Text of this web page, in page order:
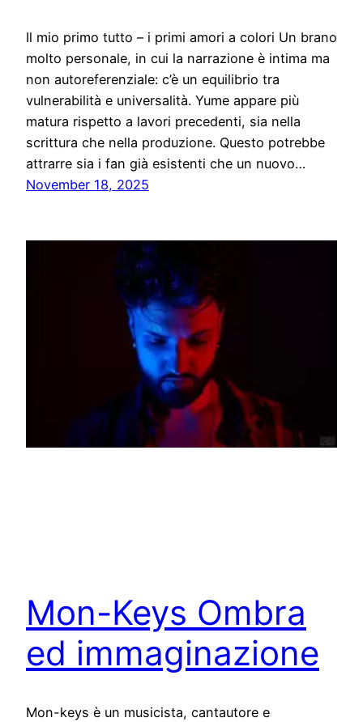
Il mio primo tutto – i primi amori a colori Un brano
molto personale, in cui la narrazione è intima ma
non autoreferenziale: c’è un equilibrio tra
vulnerabilità e universalità. Yume appare più
matura rispetto a lavori precedenti, sia nella
scrittura che nella produzione. Questo potrebbe
attrarre sia i fan già esistenti che un nuovo…
November 18, 2025
Mon-Keys Ombra
ed immaginazione
Mon-keys è un musicista, cantautore e